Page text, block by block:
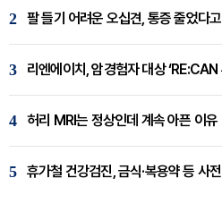
2
3 리엔에이치, 암경험자 대상 ‘RE:CAN
4 허리 MRI는 정상인데 계속 아픈 이
5 휴가철 건강검진, 금식·복용약 등 사